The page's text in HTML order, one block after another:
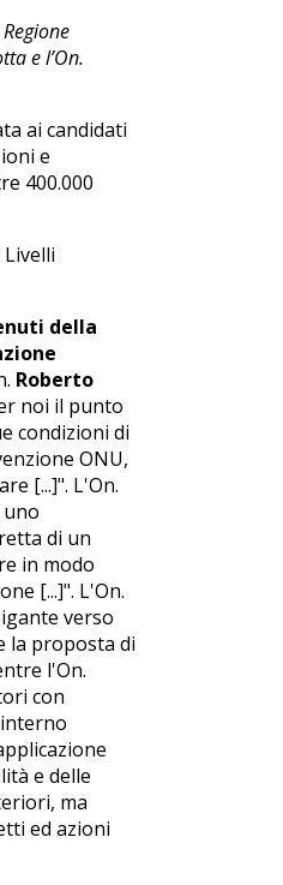
e l’On.
ai candidati
e
400.000
della
Roberto
noi il punto
condizioni di
ONU,
[...]". L'On.
uno
di un
in modo
[...]". L'On.
verso
la proposta di
l'On.
con
e delle
ma
ed azioni